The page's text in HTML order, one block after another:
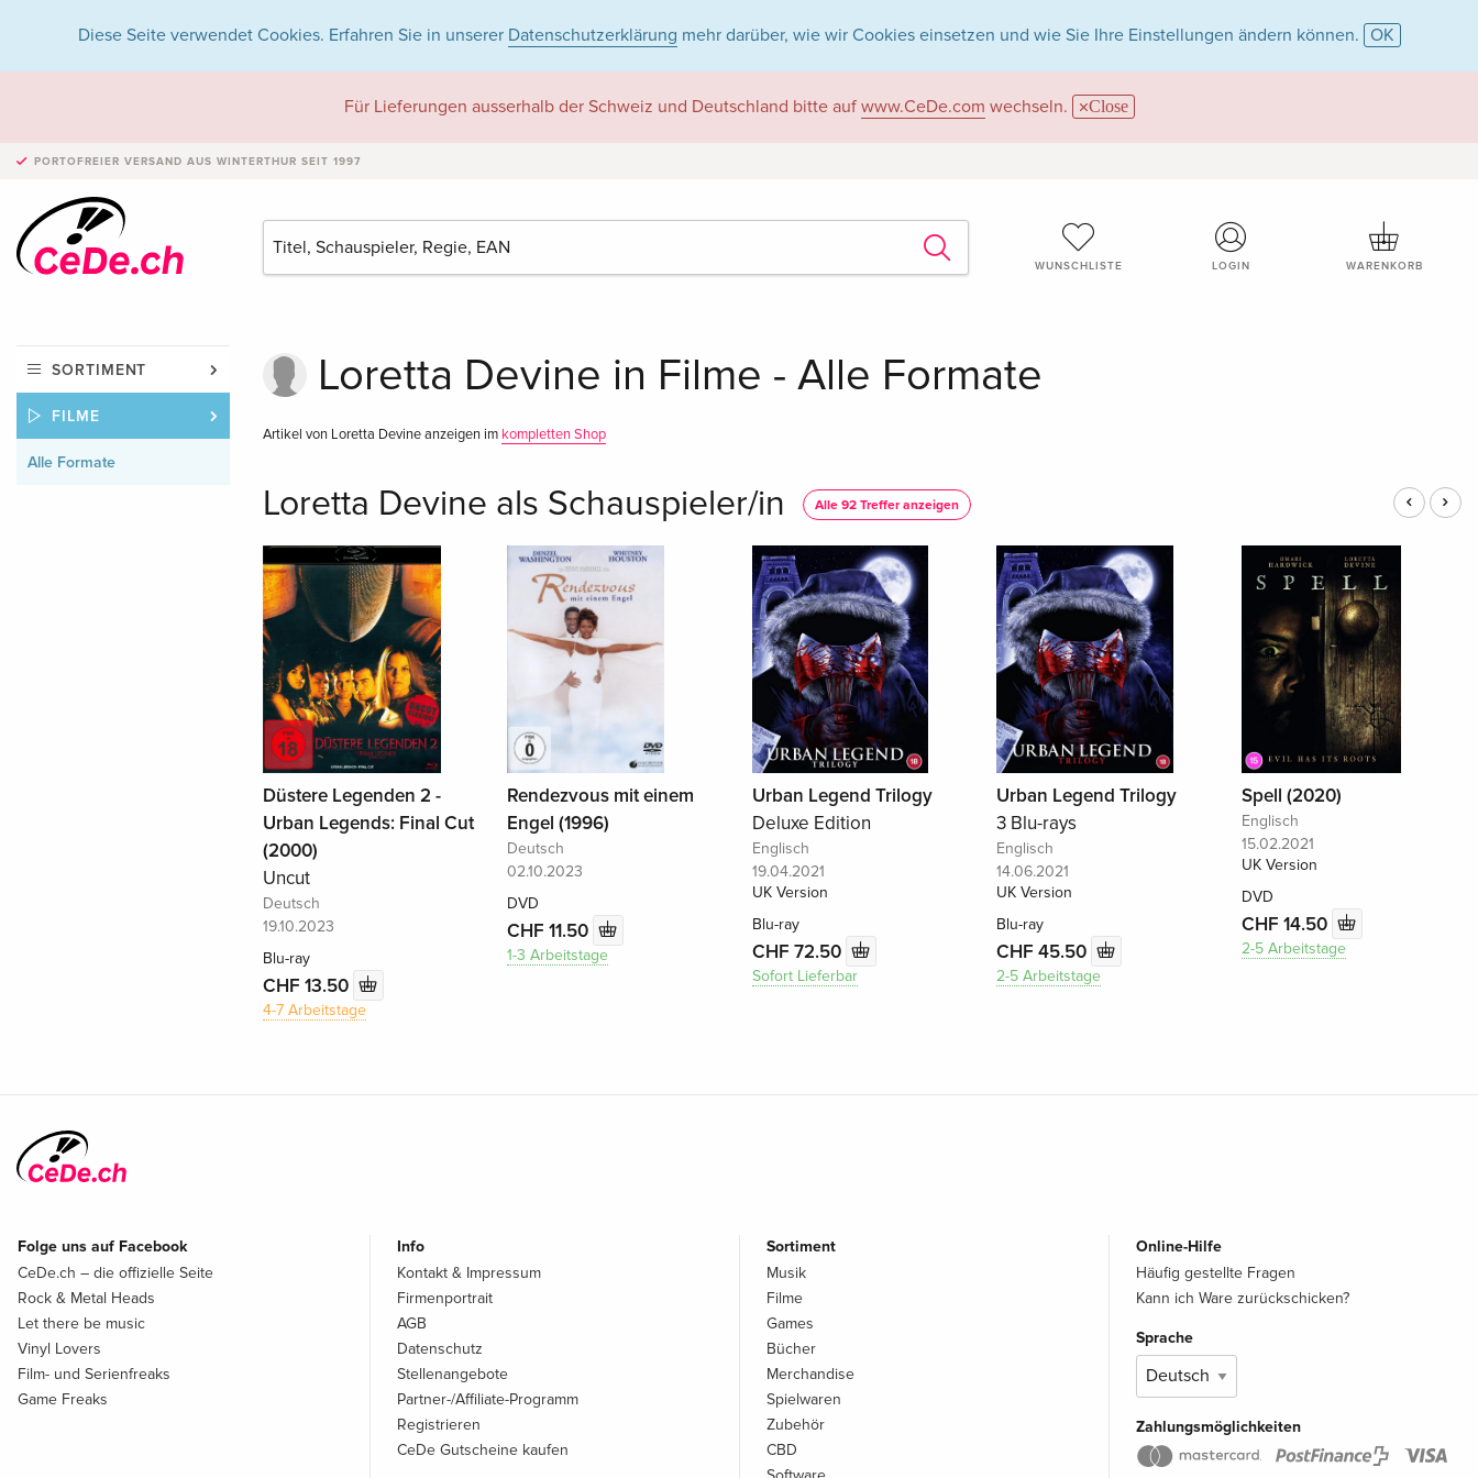
Diese Seite verwendet Cookies. Erfahren Sie in unserer Datenschutzerklärung mehr darüber, wie wir Cookies einsetzen und wie Sie Ihre Einstellungen ändern können. OK
Für Lieferungen ausserhalb der Schweiz und Deutschland bitte auf www.CeDe.com wechseln. Close
PORTOFREIER VERSAND AUS WINTERTHUR SEIT 1997
WUNSCHLISTE LOGIN WARENKORB
SORTIMENT
FILME
Alle Formate
Loretta Devine in Filme - Alle Formate
Artikel von Loretta Devine anzeigen im kompletten Shop
Loretta Devine als Schauspieler/in Alle 92 Treffer anzeigen
Düstere Legenden 2 -
Urban Legends: Final Cut
(2000)
Uncut
Deutsch
19.10.2023
Blu-ray
CHF 13.50
4-7 Arbeitstage
Rendezvous mit einem
Engel (1996)
Deutsch
02.10.2023
DVD
CHF 11.50
1-3 Arbeitstage
Urban Legend Trilogy
Deluxe Edition
Englisch
19.04.2021
UK Version
Blu-ray
CHF 72.50
Sofort Lieferbar
Urban Legend Trilogy
3 Blu-rays
Englisch
14.06.2021
UK Version
Blu-ray
CHF 45.50
2-5 Arbeitstage
Spell (2020)
Englisch
15.02.2021
UK Version
DVD
CHF 14.50
2-5 Arbeitstage
Folge uns auf Facebook
CeDe.ch – die offizielle Seite
Rock & Metal Heads
Let there be music
Vinyl Lovers
Film- und Serienfreaks
Game Freaks
Info
Kontakt & Impressum
Firmenportrait
AGB
Datenschutz
Stellenangebote
Partner-/Affiliate-Programm
Registrieren
CeDe Gutscheine kaufen
Sortiment
Musik
Filme
Games
Bücher
Merchandise
Spielwaren
Zubehör
CBD
Online-Hilfe
Häufig gestellte Fragen
Kann ich Ware zurückschicken?
Sprache
Zahlungsmöglichkeiten